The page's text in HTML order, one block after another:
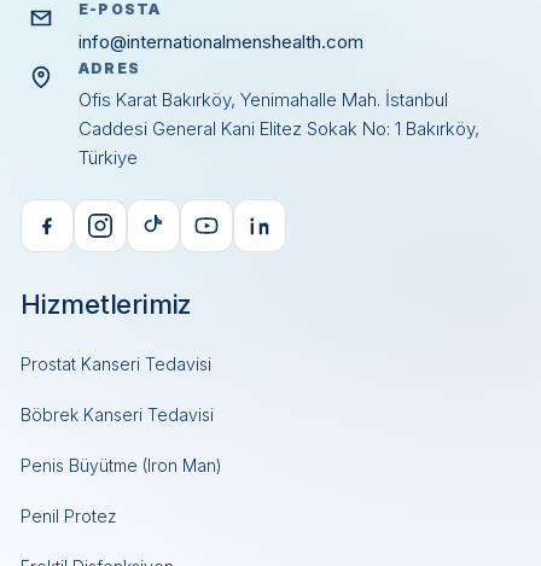
E-POSTA
info@internationalmenshealth.com
ADRES
Ofis Karat Bakırköy, Yenimahalle Mah. İstanbul
Caddesi General Kani Elitez Sokak No: 1 Bakırköy,
Türkiye
Hizmetlerimiz
Prostat Kanseri Tedavisi
Böbrek Kanseri Tedavisi
Penis Büyütme (Iron Man)
Penil Protez